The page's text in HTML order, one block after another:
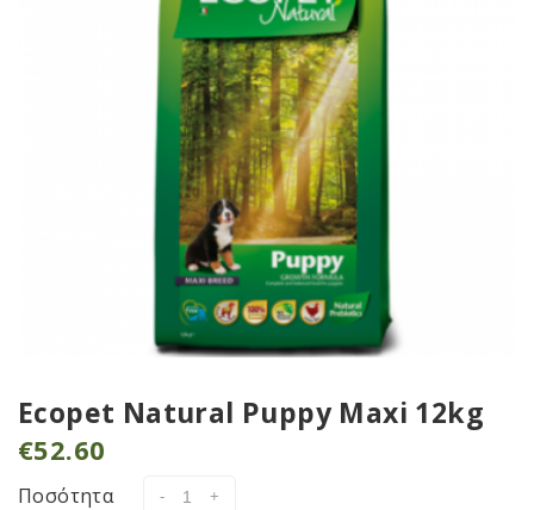
Ecopet Natural Puppy Maxi 12kg
€52.60
Ποσότητα